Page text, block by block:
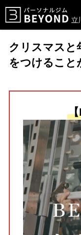
クリスマスと
をつけること